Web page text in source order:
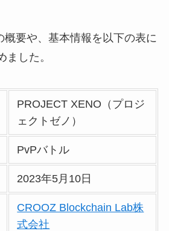
概要や、基本情報を以下の表に
ました。
PROJECT XENO（プロジ
ェクトゼノ）
PvPバトル
2023年5月10日
CROOZ Blockchain Lab株
式会社